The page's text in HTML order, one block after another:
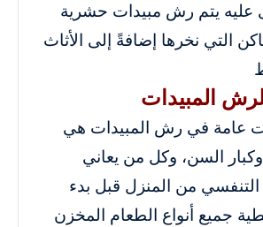
عليه يتم رش مبيدات حشرية
التي نخرها إضافةً إلى الأثاث
المبيدات
عامة في رش المبيدات هي
السن، وكل من يعاني
من المنزل قبل بدء
جميع أنواع الطعام المخزن